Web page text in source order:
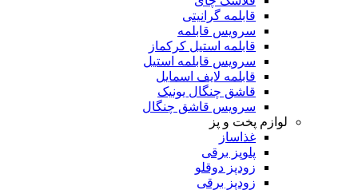
قابلمه گرانیتی
سرویس قابلمه
قابلمه استیل کرکماز
سرویس قابلمه استیل
قابلمه لایف اسمایل
قاشق چنگال یونیک
سرویس قاشق چنگال
لوازم پخت و پز
غذاساز
پلوپز برقی
زودپز دوقلو
زودپز برقی